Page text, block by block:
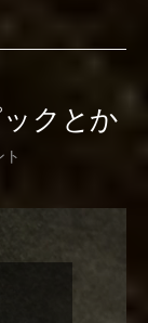
クとか
ト